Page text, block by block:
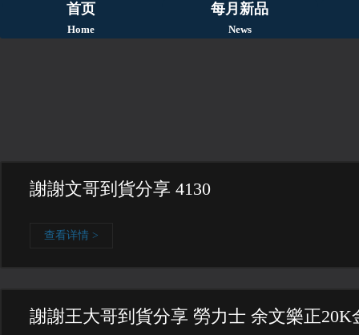
首页
Home
每月新品
News
謝謝文哥到貨分享 4130
查看详情 >
謝謝王大哥到貨分享 勞力士 余文樂正20K